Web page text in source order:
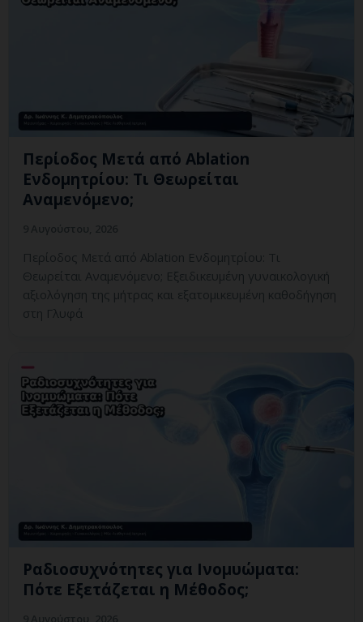
Περίοδος Μετά από Ablation
Ενδομητρίου: Τι Θεωρείται
Αναμενόμενο;
Περίοδος Μετά από Ablation Ενδομητρίου: Τι
Θεωρείται Αναμενόμενο; Εξειδικευμένη γυναικολογική
αξιολόγηση της μήτρας και εξατομικευμένη καθοδήγηση
στη Γλυφά
Ραδιοσυχνότητες για Ινομυώματα:
Πότε Εξετάζεται η Μέθοδος;